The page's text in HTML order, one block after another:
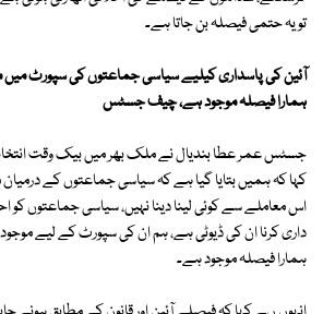
تو یہ حتمی فیصلہ بن جاتا ہے۔
آئین کی پاسداری کیلیے سیاسی جماعتوں کی سپورٹ میں
ہمارا فیصلہ موجود ہے، چیف جسٹس
جسٹس عمر عطا بندیال نے ملک بھر میں بیک وقت
کہا کہ ہمیں بتایا گیا ہے کہ سیاسی جماعتوں کے درمیان
اس معاملے سے کوئی لینا دینا نہیں، سیاسی جماعتوں
داری کرنا ان کی ڈیوٹی ہے، ہم ان کی سپورٹ کے لیے
ہمارا فیصلہ موجود ہے۔